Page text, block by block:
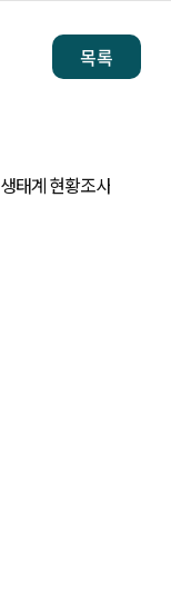
목록
태계 현황조사